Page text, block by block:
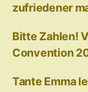
zufriedener
Bitte Zahlen!
Convention
Tante Emma